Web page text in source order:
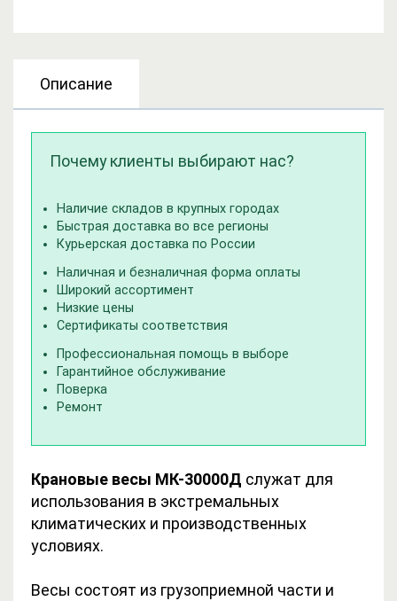
Описание
Почему клиенты выбирают нас?
Наличие складов в крупных городах
Быстрая доставка во все регионы
Курьерская доставка по России
Наличная и безналичная форма оплаты
Широкий ассортимент
Низкие цены
Сертификаты соответствия
Профессиональная помощь в выборе
Гарантийное обслуживание
Поверка
Ремонт
Крановые весы МК-30000Д служат для
использования в экстремальных
климатических и производственных
условиях.
Весы состоят из грузоприемной части и